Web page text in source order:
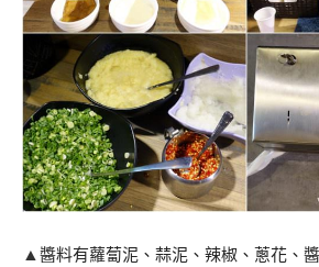
▲醬料有蘿蔔泥、蒜泥、辣椒、蔥花、